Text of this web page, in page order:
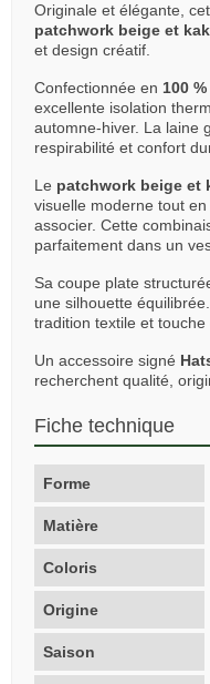
Originale et élégante,
patchwork beige et
et design créatif.
Confectionnée en 100
excellente isolation
automne-hiver. La laine
respirabilité et confort
Le patchwork beige et
visuelle moderne tout
associer. Cette
parfaitement dans un
Sa coupe plate
une silhouette
tradition textile et
Un accessoire signé
recherchent qualité,
Fiche technique
Forme
Matière
Coloris
Origine
Saison